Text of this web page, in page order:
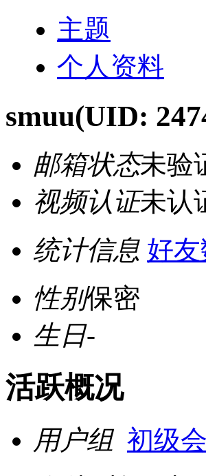
主题
个人资料
smuu(UID:
邮箱状态未验
视频认证未认
统计信息 好友
性别保密
生日-
活跃概况
用户组 初级